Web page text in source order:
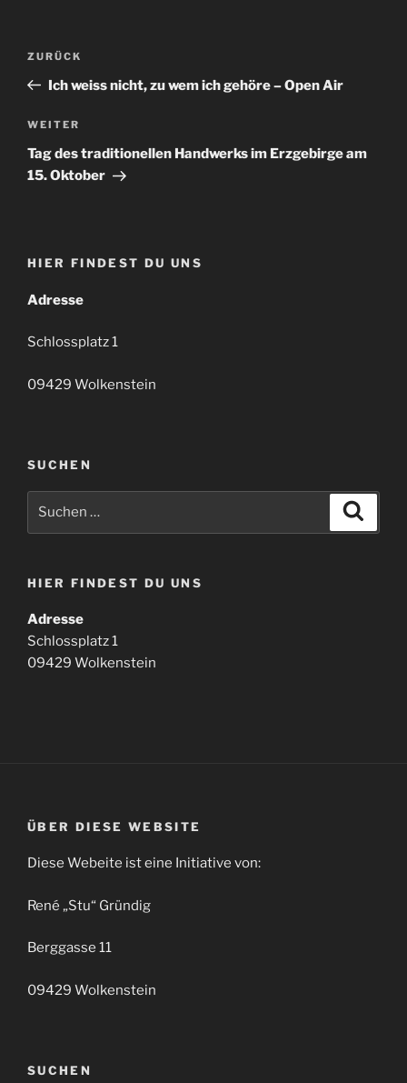
Beitragsnavigation
Vorheriger
Beitrag
ZURÜCK
Ich weiss nicht, zu wem ich gehöre – Open Air
Nächster
Beitrag
WEITER
Tag des traditionellen Handwerks im Erzgebirge am
15. Oktober
HIER FINDEST DU UNS
Adresse
Schlossplatz 1
09429 Wolkenstein
SUCHEN
HIER FINDEST DU UNS
Adresse
Schlossplatz 1
09429 Wolkenstein
ÜBER DIESE WEBSITE
Diese Webeite ist eine Initiative von:
René „Stu“ Gründig
Berggasse 11
09429 Wolkenstein
SUCHEN